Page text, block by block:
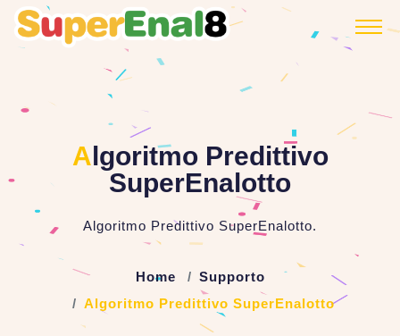
Algoritmo Predittivo
SuperEnalotto
Algoritmo Predittivo SuperEnalotto.
Home
Supporto
Algoritmo Predittivo SuperEnalotto